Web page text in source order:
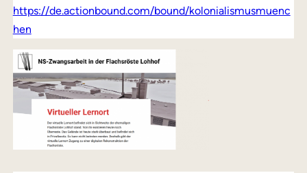
https://de.actionbound.com/bound/kolonialismusmuenc
hen